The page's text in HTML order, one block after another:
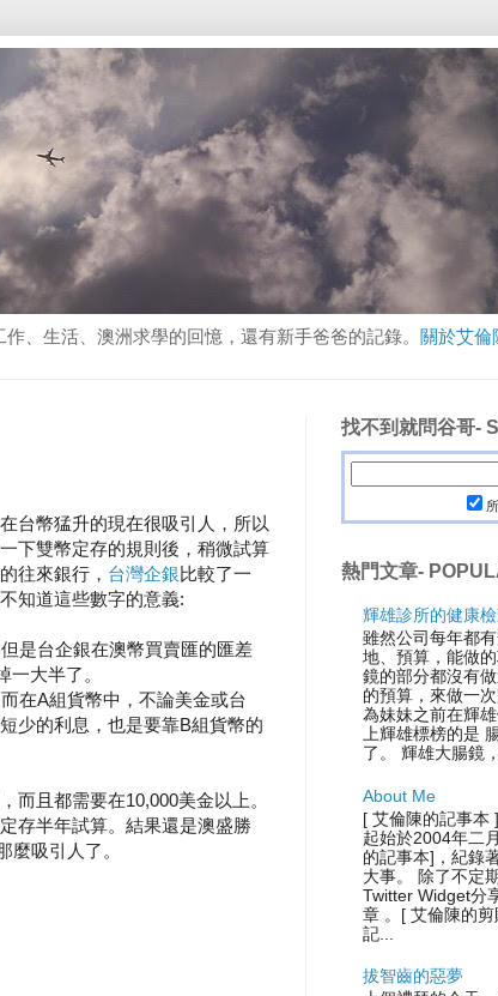
、生活、澳洲求學的回憶，還有新手爸爸的記錄。 關於艾倫
台幣猛升的現在很吸引人，所以
下雙幣定存的規則後，稍微試算
往來銀行， 台灣企銀比較了一
知道這些數字的意義:
是台企銀在澳幣買賣匯的匯差
大半了。
在A組貨幣中，不論美金或台
少的利息，也是要靠B組貨幣的
而且都需要在10,000美金以上。
存半年試算。結果還是澳盛勝
麼吸引人了。
找不到就問谷哥-
熱門文章-
輝雄診所的健康
雖然公司每年都
地、預算，能做
鏡的部分都沒有
的預算，來做一
為妹妹之前在輝
上輝雄標榜的是
了。 輝雄大腸鏡
About Me
[ 艾倫陳的記事本
起始於2004年二
的記事本]，紀錄
大事。 除了不定
Twitter Widget分
章 。[ 艾倫陳的
記...
拔智齒的惡夢